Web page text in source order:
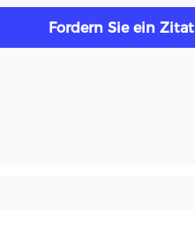
Fordern Sie ein Zitat